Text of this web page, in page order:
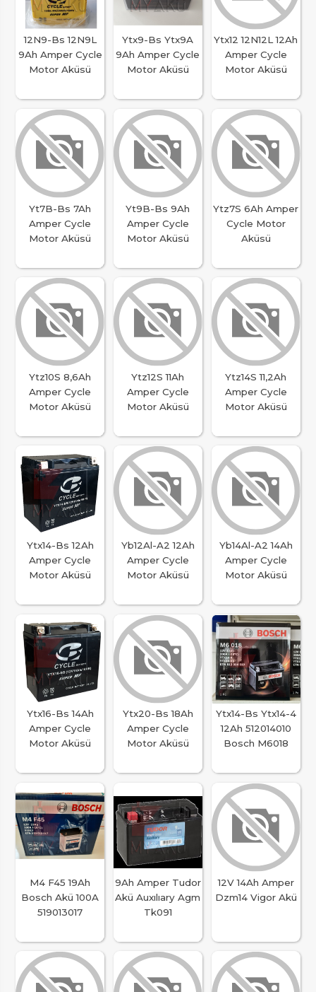
12N9-Bs 12N9L
9Ah Amper Cycle
Motor Aküsü
Ytx9-Bs Ytx9A
9Ah Amper Cycle
Motor Aküsü
Ytx12 12N12L 12Ah
Amper Cycle
Motor Aküsü
Yt7B-Bs 7Ah
Amper Cycle
Motor Aküsü
Yt9B-Bs 9Ah
Amper Cycle
Motor Aküsü
Ytz7S 6Ah Amper
Cycle Motor
Aküsü
Ytz10S 8,6Ah
Amper Cycle
Motor Aküsü
Ytz12S 11Ah
Amper Cycle
Motor Aküsü
Ytz14S 11,2Ah
Amper Cycle
Motor Aküsü
Ytx14-Bs 12Ah
Amper Cycle
Motor Aküsü
Yb12Al-A2 12Ah
Amper Cycle
Motor Aküsü
Yb14Al-A2 14Ah
Amper Cycle
Motor Aküsü
Ytx16-Bs 14Ah
Amper Cycle
Motor Aküsü
Ytx20-Bs 18Ah
Amper Cycle
Motor Aküsü
Ytx14-Bs Ytx14-4
12Ah 512014010
Bosch M6018
M4 F45 19Ah
Bosch Akü 100A
519013017
9Ah Amper Tudor
Akü Auxılıary Agm
Tk091
12V 14Ah Amper
Dzm14 Vigor Akü